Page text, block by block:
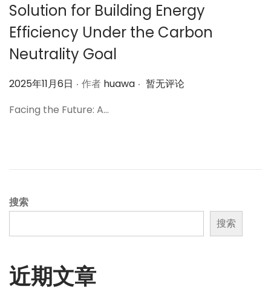
Solution for Building Energy
Efficiency Under the Carbon
Neutrality Goal
作
2025年11月6日 . 作者 huawa . 暂无评论
Facing the Future: A…
搜索
搜索
近期文章